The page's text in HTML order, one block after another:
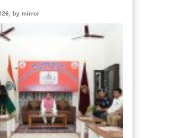
की
परियोजनाओं
लोकार्पण
एवं
शिलान्यास
किया
by mirror